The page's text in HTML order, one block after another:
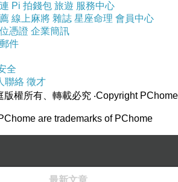
脖圍大小
Pi 拍錢包 旅遊 服務中心
線上麻將 雜誌 星座命理 會員中心
憑證 企業簡訊
件
全
聯絡 徵才
版權所有、轉載必究 ‧Copyright PChome
are trademarks of PChome
最新文章